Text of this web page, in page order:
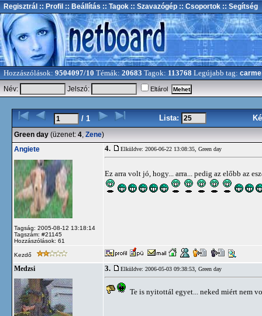
Regisztrál :: Profil :: Beállítás :: Tagok :: Szavazógép :: Csoportok :: Segítség
Hozzászólások: 9504097/10 Témák: 20683 Tagok: 113768 Legújabb tag:
Név:
Jelszó: Eltárol
/ 1 Lista:
Green day (üzenet: 4, Zene)
Angiete
Tagság: 2005-08-12 13:18:14
Tagszám: #21145
Hozzászólások: 61
4. Elküldve: 2006-06-22 13:08:35, Green day
Ez arra volt jó, hogy... arra... pedig az előbb az
Kezdő
Medzsi 3. Elküldve: 2006-05-03 09:38:53, Green day
Te is nyitottál egyet... neked miért nem